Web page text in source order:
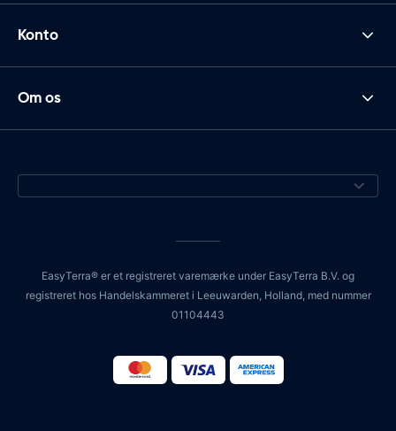
Konto
Om os
EasyTerra® er et registreret varemærke under EasyTerra B.V. og
registreret hos Handelskammeret i Leeuwarden, Holland, med nummer
01104443